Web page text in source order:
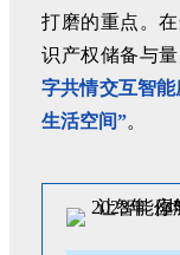
打磨的重点。
识产权储备与量
字共情交互智
生活空间”。